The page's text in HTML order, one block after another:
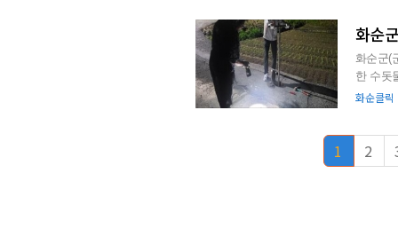
화순
화순군(군
한 수돗
부터 26
화순클릭
1 2